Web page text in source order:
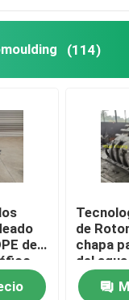
inútil
del viaje
(114)
de
de
chapa
del